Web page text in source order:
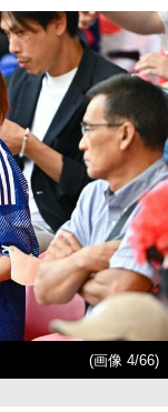
(画像 4/66)